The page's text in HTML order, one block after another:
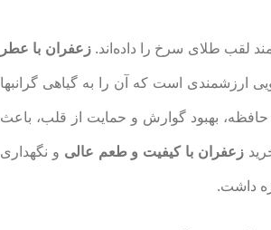
لقب طلای سرخ را داده‌اند.زعفران با عطر
ارزشمندی است که آن را به گیاهی گرانبها
حافظه، بهبود گوارش و حمایت از قلب، باعث
زعفران با کیفیت و طعم عالی و نگهداری
داشت.